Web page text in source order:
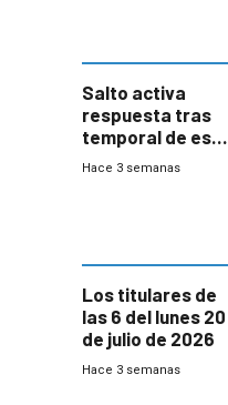
Salto activa
respuesta tras
temporal de este
sábado con
Hace 3 semanas
Los titulares de
las 6 del lunes 20
de julio de 2026
Hace 3 semanas